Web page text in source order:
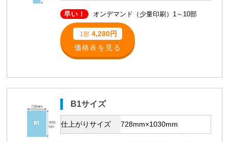
早い！ オンデマンド（少量印刷）1～10部
1部4,280円
価格表を見る
B1サイズ
仕上がりサイズ 728mm×1030mm